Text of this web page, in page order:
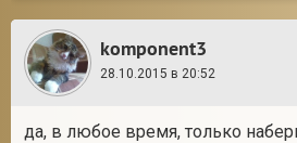
komponent3
28.10.2015 в 20:52
да, в любое время, только